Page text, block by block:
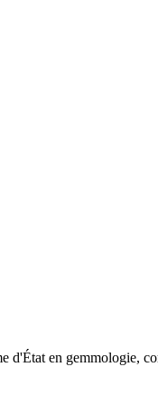
d'État en gemmologie,